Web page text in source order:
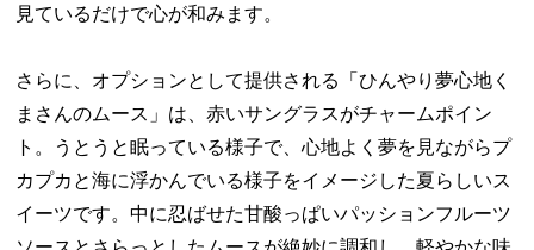
見ているだけで心が和みます。
さらに、オプションとして提供される「ひんやり夢心地く
まさんのムース」は、赤いサングラスがチャームポイン
ト。うとうと眠っている様子で、心地よく夢を見ながらプ
カプカと海に浮かんでいる様子をイメージした夏らしいス
イーツです。中に忍ばせた甘酸っぱいパッションフルーツ